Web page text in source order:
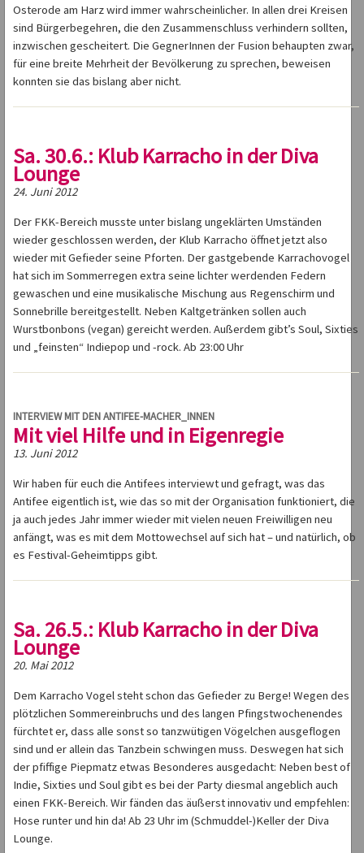
Osterode am Harz wird immer wahrscheinlicher. In allen drei Kreisen
sind Bürgerbegehren, die den Zusammenschluss verhindern sollten,
inzwischen gescheitert. Die GegnerInnen der Fusion behaupten zwar,
für eine breite Mehrheit der Bevölkerung zu sprechen, beweisen
konnten sie das bislang aber nicht.
Sa. 30.6.: Klub Karracho in der Diva
Lounge
24. Juni 2012
Der FKK-Bereich musste unter bislang ungeklärten Umständen
wieder geschlossen werden, der Klub Karracho öffnet jetzt also
wieder mit Gefieder seine Pforten. Der gastgebende Karrachovogel
hat sich im Sommerregen extra seine lichter werdenden Federn
gewaschen und eine musikalische Mischung aus Regenschirm und
Sonnebrille bereitgestellt. Neben Kaltgetränken sollen auch
Wurstbonbons (vegan) gereicht werden. Außerdem gibt’s Soul, Sixties
und „feinsten“ Indiepop und -rock. Ab 23:00 Uhr
INTERVIEW MIT DEN ANTIFEE-MACHER_INNEN
Mit viel Hilfe und in Eigenregie
13. Juni 2012
Wir haben für euch die Antifees interviewt und gefragt, was das
Antifee eigentlich ist, wie das so mit der Organisation funktioniert, die
ja auch jedes Jahr immer wieder mit vielen neuen Freiwilligen neu
anfängt, was es mit dem Mottowechsel auf sich hat – und natürlich, ob
es Festival-Geheimtipps gibt.
Sa. 26.5.: Klub Karracho in der Diva
Lounge
20. Mai 2012
Dem Karracho Vogel steht schon das Gefieder zu Berge! Wegen des
plötzlichen Sommereinbruchs und des langen Pfingstwochenendes
fürchtet er, dass alle sonst so tanzwütigen Vögelchen ausgeflogen
sind und er allein das Tanzbein schwingen muss. Deswegen hat sich
der pfiffige Piepmatz etwas Besonderes ausgedacht: Neben best of
Indie, Sixties und Soul gibt es bei der Party diesmal angeblich auch
einen FKK-Bereich. Wir fänden das äußerst innovativ und empfehlen:
Hose runter und hin da! Ab 23 Uhr im (Schmuddel-)Keller der Diva
Lounge.